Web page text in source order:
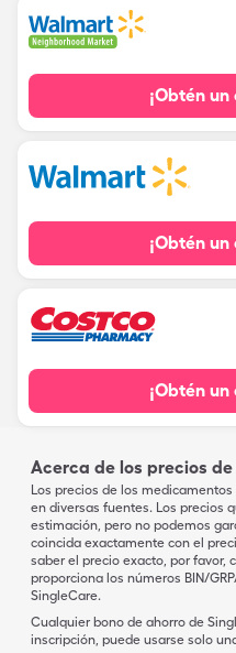
¡Obtén
¡Obtén
¡Obtén
Acerca de los precios
Los precios de los
en diversas fuentes. Los precios
estimación, pero no podemos
coincida exactamente con el
saber el precio exacto, por favor,
proporciona los números BIN/
SingleCare.
Cualquier bono de ahorro de
inscripción, puede usarse solo